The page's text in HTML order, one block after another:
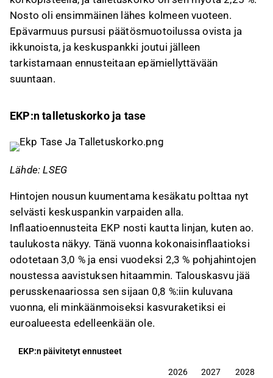
Keskuspankki on supistanut tasettaan 1100
miljardilla eurolla vuodesta 2023 alkaen, mikä
kiristää rahaoloja ja antaa liikkumavaraa
tulevaisuuteen.
Pääjohtaja Christine Lagarde korosti
markkinaodotukset viittaavat mahdollisiin
liittyvää palautetta Inderesin
Nosto oli ensimmäinen lähes kolmeen vuoteen.
Epävarmuus pursusi päätösmuotoilussa ovista ja
ikkunoista, ja keskuspankki joutui jälleen
tarkistamaan ennusteitaan epämiellyttävään
suuntaan.
EKP:n talletuskorko ja tase
Lähde: LSEG
Hintojen nousun kuumentama kesäkatu polttaa nyt
selvästi keskuspankin varpaiden alla.
Inflaatioennusteita EKP nosti kautta linjan, kuten ao.
taulukosta näkyy. Tänä vuonna kokonaisinflaatioksi
odotetaan 3,0 % ja ensi vuodeksi 2,3 % pohjahintojen
noustessa aavistuksen hitaammin. Talouskasvu jää
perusskenaariossa sen sijaan 0,8 %:iin kuluvana
vuonna, eli minkäänmoiseksi kasvuraketiksi ei
euroalueesta edelleenkään ole.
EKP:n päivitetyt ennusteet
2026 2027 2028